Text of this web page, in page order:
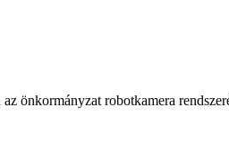
önkormányzat robotkamera